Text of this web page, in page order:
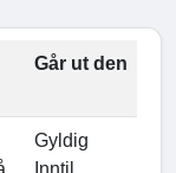
Går ut den
Gyldig